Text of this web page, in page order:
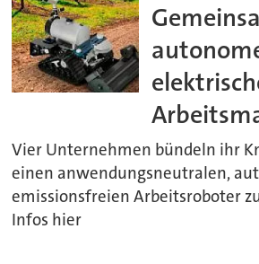
Vier Unternehmen bündeln ihr
einen anwendungsneutralen,
emissionsfreien Arbeitsroboter
Infos hier